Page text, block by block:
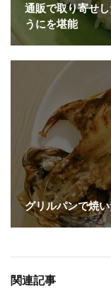
通販で取り寄せ
うにを堪能
グリルパンで焼
関連記事